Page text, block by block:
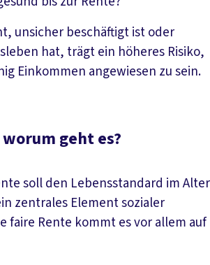
unsicher beschäftigt ist oder
hat, trägt ein höheres Risiko,
Einkommen angewiesen zu sein.
geht es?
soll den Lebensstandard im Alter
zentrales Element sozialer
faire Rente kommt es vor allem auf